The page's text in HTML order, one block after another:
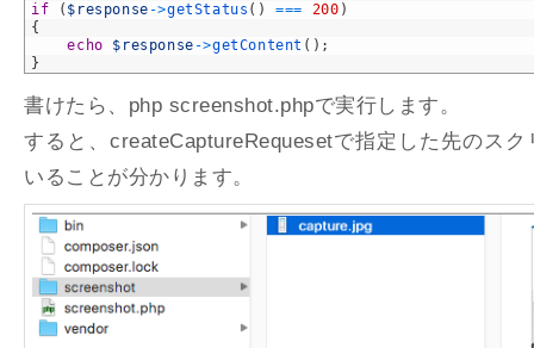
if ( $response ->getStatus ( ) === 200 )
{
echo
$response ->getContent ( ) ;
}
書けたら、php screenshot.phpで実行します。
すると、createCaptureRequesetで指定した先のス
いることが分かります。